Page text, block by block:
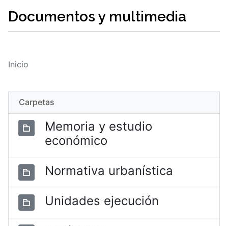
Documentos y multimedia
Inicio
Carpetas
Memoria y estudio
económico
Normativa urbanística
Unidades ejecución